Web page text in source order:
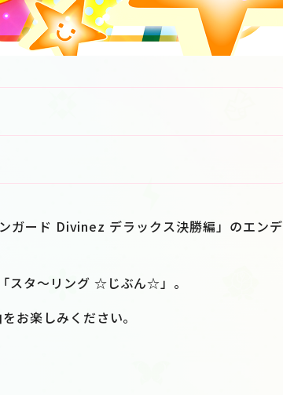
ガード Divinez デラックス決勝編」のエンデ
スタ〜リング ☆じぶん☆」。
お楽しみください。